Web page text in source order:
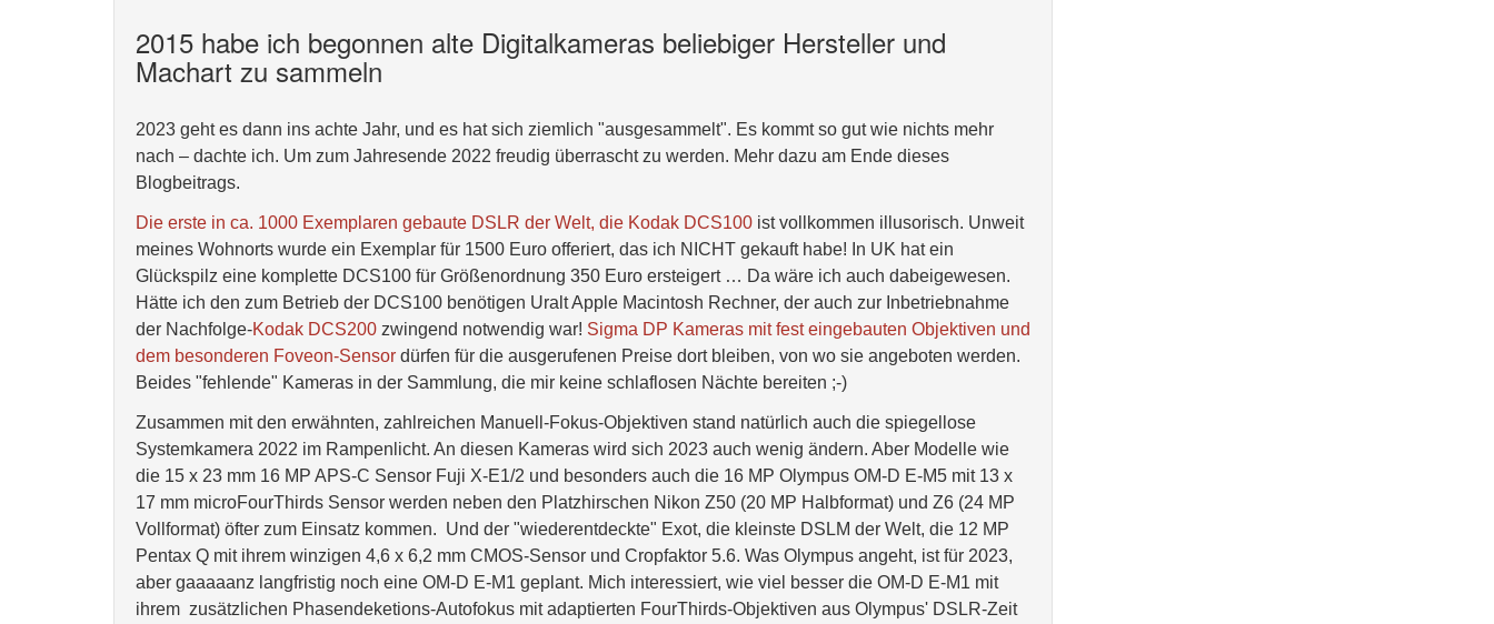
2015 habe ich begonnen alte Digitalkameras beliebiger Hersteller und
Machart zu sammeln
2023 geht es dann ins achte Jahr, und es hat sich ziemlich "ausgesammelt". Es kommt so gut wie nichts mehr
nach – dachte ich. Um zum Jahresende 2022 freudig überrascht zu werden. Mehr dazu am Ende dieses
Blogbeitrags.
Die erste in ca. 1000 Exemplaren gebaute DSLR der Welt, die Kodak DCS100 ist vollkommen illusorisch. Unweit
meines Wohnorts wurde ein Exemplar für 1500 Euro offeriert, das ich NICHT gekauft habe! In UK hat ein
Glückspilz eine komplette DCS100 für Größenordnung 350 Euro ersteigert … Da wäre ich auch dabeigewesen.
Hätte ich den zum Betrieb der DCS100 benötigen Uralt Apple Macintosh Rechner, der auch zur Inbetriebnahme
der Nachfolge-Kodak DCS200 zwingend notwendig war! Sigma DP Kameras mit fest eingebauten Objektiven und
dem besonderen Foveon-Sensor dürfen für die ausgerufenen Preise dort bleiben, von wo sie angeboten werden.
Beides "fehlende" Kameras in der Sammlung, die mir keine schlaflosen Nächte bereiten ;-)
Zusammen mit den erwähnten, zahlreichen Manuell-Fokus-Objektiven stand natürlich auch die spiegellose
Systemkamera 2022 im Rampenlicht. An diesen Kameras wird sich 2023 auch wenig ändern. Aber Modelle wie
die 15 x 23 mm 16 MP APS-C Sensor Fuji X-E1/2 und besonders auch die 16 MP Olympus OM-D E-M5 mit 13 x
17 mm microFourThirds Sensor werden neben den Platzhirschen Nikon Z50 (20 MP Halbformat) und Z6 (24 MP
Vollformat) öfter zum Einsatz kommen. Und der "wiederentdeckte" Exot, die kleinste DSLM der Welt, die 12 MP
Pentax Q mit ihrem winzigen 4,6 x 6,2 mm CMOS-Sensor und Cropfaktor 5.6. Was Olympus angeht, ist für 2023,
aber gaaaaanz langfristig noch eine OM-D E-M1 geplant. Mich interessiert, wie viel besser die OM-D E-M1 mit
ihrem zusätzlichen Phasendeketions-Autofokus mit adaptierten FourThirds-Objektiven aus Olympus' DSLR-Zeit